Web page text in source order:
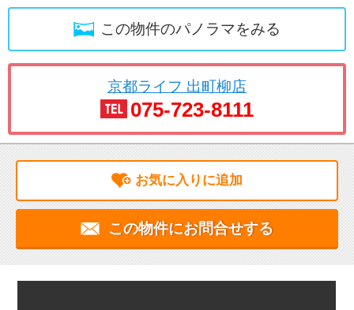
この物件のパノラマをみる
京都ライフ 出町柳店
075-723-8111
お気に入りに追加
この物件にお問合せする